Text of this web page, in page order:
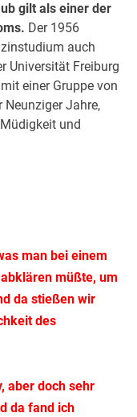
gilt als einer der
Der 1956
auch
Universität Freiburg
einer Gruppe von
Neunziger Jahre,
und
man bei einem
müßte, um
da stießen wir
des
aber doch sehr
da fand ich